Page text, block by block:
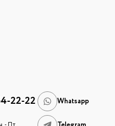
22-22 Whatsapp